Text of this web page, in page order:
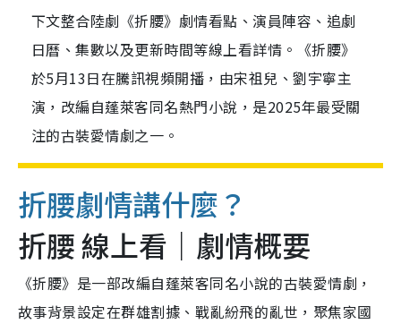
下文整合陸劇《折腰》劇情看點、演員陣容、追劇
日曆、集數以及更新時間等線上看詳情。《折腰》
於5月13日在騰訊視頻開播，由宋祖兒、劉宇寧主
演，改編自蓬萊客同名熱門小說，是2025年最受關
注的古裝愛情劇之一。
折腰劇情講什麼？
折腰 線上看｜劇情概要
《折腰》是一部改編自蓬萊客同名小說的古裝愛情劇，
故事背景設定在群雄割據、戰亂紛飛的亂世，聚焦家國